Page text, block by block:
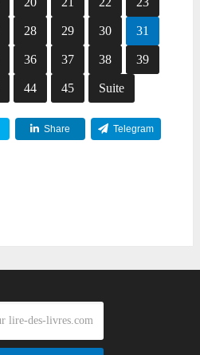
28 29 30 31
36 37 38 39
44 45 Suite
Share Telegram